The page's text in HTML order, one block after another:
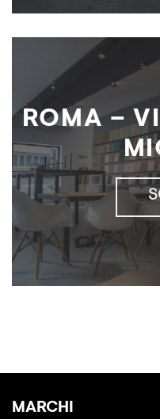
ROMA –
MARCHI